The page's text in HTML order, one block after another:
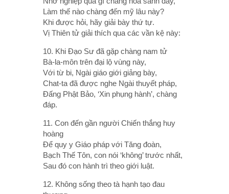
Làm thế nào chàng đến mỹ lâu này?
Khi được hỏi, hãy giải bày thứ tự.
Vị Thiên tử giải thích qua các vần kệ này:
10. Khi Ðạo Sư đã gặp chàng nam tử
Bà-la-môn trên đại lộ vùng này,
Với từ bi, Ngài giáo giới giảng bày,
Chat-ta đã được nghe Ngài thuyết pháp,
Ðấng Phật Bảo, ‘Xin phụng hành’, chàng
đáp.
11. Con đến gần người Chiến thắng huy
hoàng
Ðể quy y Giáo pháp với Tăng đoàn,
Bạch Thế Tôn, con nói ‘không’ trước nhất,
Sau đó con hành trì theo giới luật.
12. Không sống theo tà hạnh tạo đau